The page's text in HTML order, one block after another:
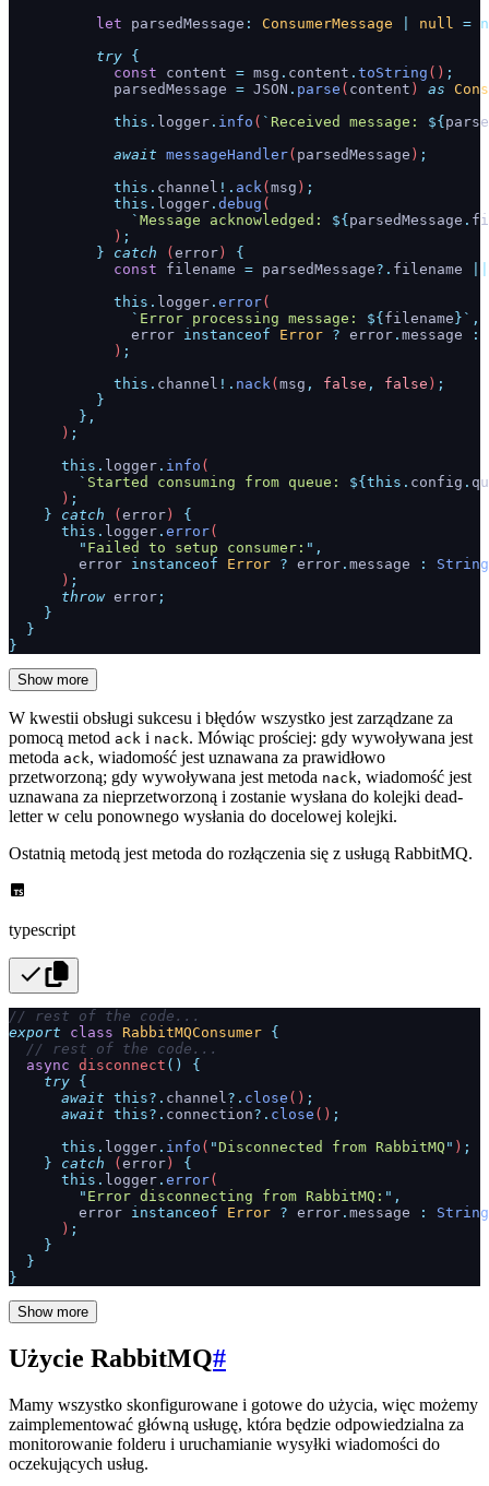
          let
parsedMessage : ConsumerMessage null =
          try
{
            const
content = msg . content . toString () ;
            parsedMessage
= JSON . parse ( content ) as
            this.
logger . info ( ` Received message: ${
            await
messageHandler( parsedMessage ) ;
            this.
channel !. ack (msg ) ;
            this.
logger . debug (
              `
Message acknowledged: ${parsedMessage .
            )
;
          }
catch (error) {
            const
filename = parsedMessage?. filename
            this.
logger . error(
              `
Error processing message: ${filename}` ,
              error
instanceof Error ? error . message :
            )
;
            this.
channel !. nack (msg , false , false ) ;
          }
        },
      )
;
      this.
logger . info (
        `
Started consuming from queue: ${this. config .
      )
;
    }
catch (error) {
      this.
logger . error(
        "
Failed to setup consumer: " ,
        error
instanceof Error ? error . message :
String
      )
;
      throw
error ;
    }
  }
}
Show more
W kwestii obsługi sukcesu i błędów wszystko jest zarządzane za
pomocą metod ack i nack. Mówiąc prościej: gdy wywoływana jest
metoda ack, wiadomość jest uznawana za prawidłowo
przetworzoną; gdy wywoływana jest metoda nack, wiadomość jest
uznawana za nieprzetworzoną i zostanie wysłana do kolejki dead-
letter w celu ponownego wysłania do docelowej kolejki.
Ostatnią metodą jest metoda do rozłączenia się z usługą RabbitMQ.
typescript
// rest of the code...
export class RabbitMQConsumer {
  // rest of the code...
  async
disconnect ()
{
    try
{
      await
this?. channel ?. close () ;
      await
this?. connection?. close () ;
      this.
logger . info ( "Disconnected from RabbitMQ " ) ;
    }
catch (error) {
      this.
logger . error(
        "
Error disconnecting from RabbitMQ: " ,
        error
instanceof Error ? error . message :
String
      )
;
    }
  }
}
Show more
Użycie RabbitMQ#
Mamy wszystko skonfigurowane i gotowe do użycia, więc możemy
zaimplementować główną usługę, która będzie odpowiedzialna za
monitorowanie folderu i uruchamianie wysyłki wiadomości do
oczekujących usług.